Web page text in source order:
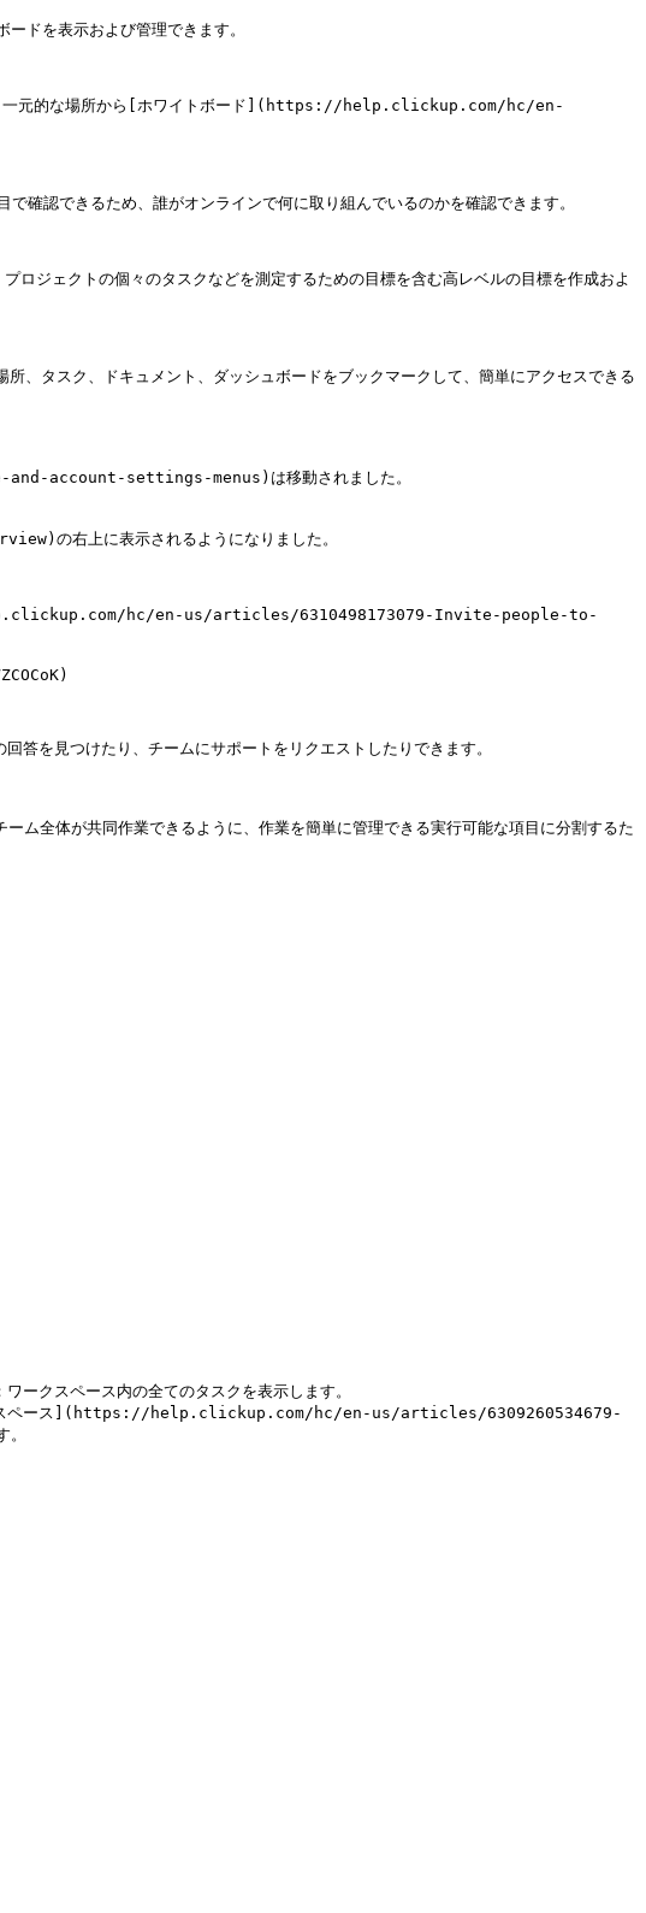
表示および管理できます。
的な場所から[ホワイトボード](https://help.clickup.com/hc/en-
ため、誰がオンラインで何に取り組んでいるのかを確認できます。
の個々のタスクなどを測定するための目標を含む高レベルの目標を作成およ
キュメント、ダッシュボードをブックマークして、簡単にアクセスできる
settings-menus)は移動されました。
上に表示されるようになりました。
help.clickup.com/hc/en-us/articles/6310498173079-Invite-people-to-
見つけたり、チームにサポートをリクエストしたりできます。
作業できるように、作業を簡単に管理できる実行可能な項目に分割するた
ース内の全てのタスクを表示します。
ベートスペース](https://help.clickup.com/hc/en-us/articles/6309260534679-